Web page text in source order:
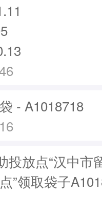
- A1018718
投放点“汉中市
”领取袋子